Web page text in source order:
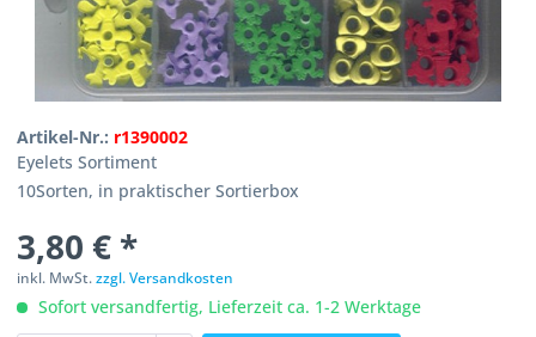
Artikel-Nr.: r1390002
Eyelets Sortiment
10Sorten, in praktischer Sortierbox
3,80 € *
inkl. MwSt.zzgl. Versandkosten
Sofort versandfertig, Lieferzeit ca. 1-2 Werktage